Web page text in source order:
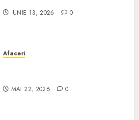
IUNIE 13, 2026 0
Afaceri
MAI 22, 2026 0